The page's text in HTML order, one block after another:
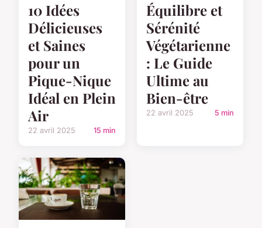
10 Idées
Délicieuses
et Saines
pour un
Pique-Nique
Idéal en Plein
Air
22 avril 2025 15 min
Équilibre et
Sérénité
Végétarienne
: Le Guide
Ultime au
Bien-être
22 avril 2025 5 min